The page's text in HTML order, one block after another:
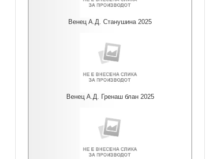
Венец А.Д. Станушина 2025
Венец А.Д. Гренаш блан 2025